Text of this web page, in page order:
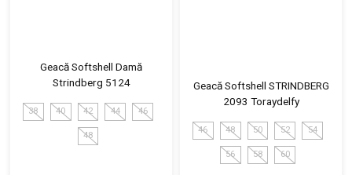
Geacă Softshell Damă
Strindberg 5124
38 40 42 44 46
48
Geacă Softshell STRINDBERG
2093 Toraydelfy
46 48 50 52 54
56 58 60